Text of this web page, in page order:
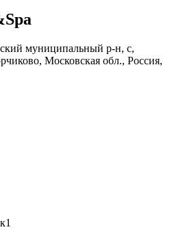
муниципальный р-н, с,
Московская обл., Россия,